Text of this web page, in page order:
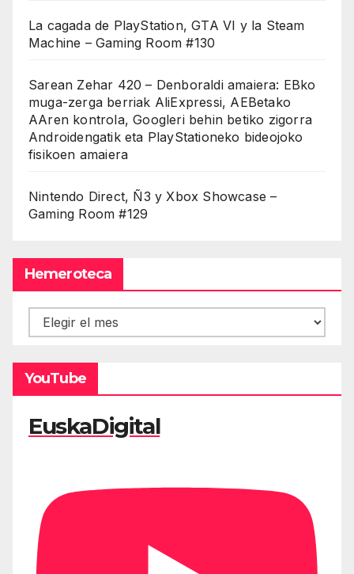
La cagada de PlayStation, GTA VI y la Steam
Machine – Gaming Room #130
Sarean Zehar 420 – Denboraldi amaiera: EBko
muga-zerga berriak AliExpressi, AEBetako
AAren kontrola, Googleri behin betiko zigorra
Androidengatik eta PlayStationeko bideojoko
fisikoen amaiera
Nintendo Direct, Ñ3 y Xbox Showcase –
Gaming Room #129
Hemeroteca
Hemeroteca
YouTube
EuskaDigital